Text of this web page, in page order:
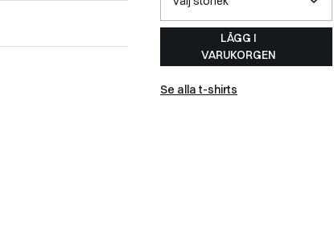
LÄGG I
VARUKORGEN
Se alla t-shirts